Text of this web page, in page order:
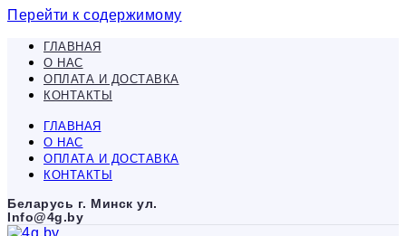
Перейти к содержимому
ГЛАВНАЯ
О НАС
ОПЛАТА И ДОСТАВКА
КОНТАКТЫ
ГЛАВНАЯ
О НАС
ОПЛАТА И ДОСТАВКА
КОНТАКТЫ
Беларусь г. Минск ул.
Info@4g.by